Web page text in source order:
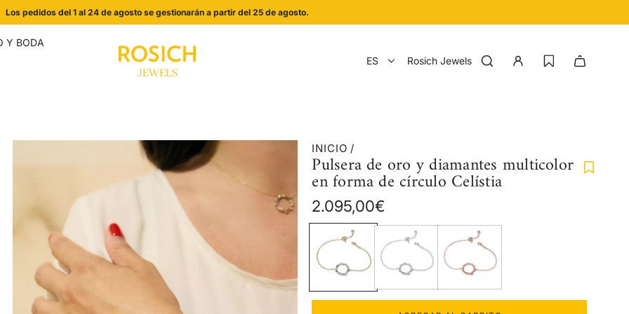
Los pedidos del 1 al 24 de agosto se gestionarán a partir del 25 de agosto.
Y BODA
ES Rosich Jewels
INICIO /
Pulsera de oro y diamantes multicolor
en forma de círculo Celístia
Precio
regular
2.095,00€